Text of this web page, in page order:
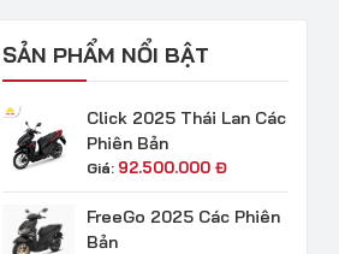
SẢN PHẨM NỔI BẬT
Click 2025 Thái Lan Các
Phiên Bản
Giá: 92.500.000 Đ
FreeGo 2025 Các Phiên
Bản